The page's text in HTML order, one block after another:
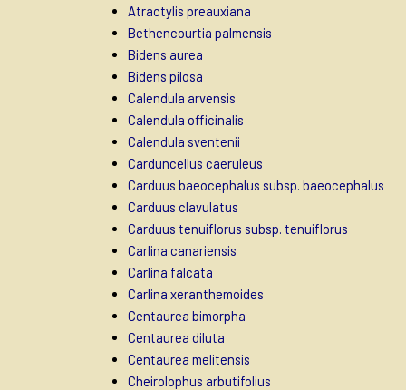
Atractylis preauxiana
Bethencourtia palmensis
Bidens aurea
Bidens pilosa
Calendula arvensis
Calendula officinalis
Calendula sventenii
Carduncellus caeruleus
Carduus baeocephalus subsp. baeocephalus
Carduus clavulatus
Carduus tenuiflorus subsp. tenuiflorus
Carlina canariensis
Carlina falcata
Carlina xeranthemoides
Centaurea bimorpha
Centaurea diluta
Centaurea melitensis
Cheirolophus arbutifolius